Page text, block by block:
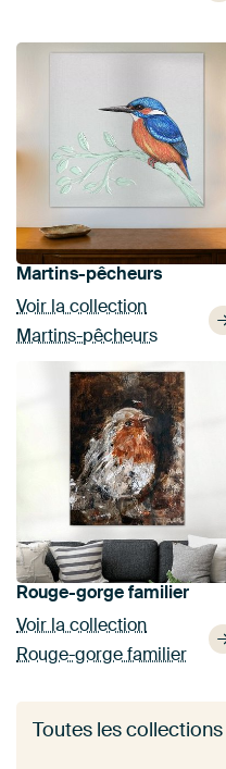
Martins-pêcheurs
Voir la collection
Martins-pêcheurs
Rouge-gorge familier
Voir la collection
Rouge-gorge familier
Toutes les